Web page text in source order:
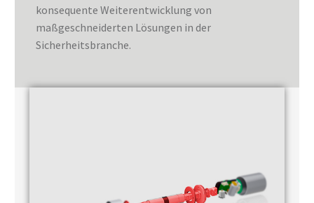
konsequente Weiterentwicklung von
maßgeschneiderten Lösungen in der
Sicherheitsbranche.